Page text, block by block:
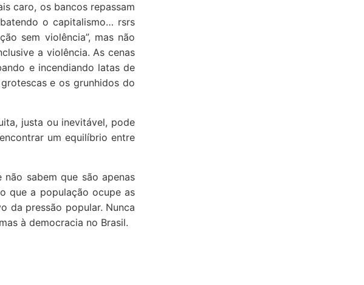
caro, os bancos repassam
o capitalismo… rsrs
sem violência”, mas não
a violência. As cenas
e incendiando latas de
e os grunhidos do
justa ou inevitável, pode
um equilíbrio entre
sabem que são apenas
que a população ocupe as
da pressão popular. Nunca
à democracia no Brasil.